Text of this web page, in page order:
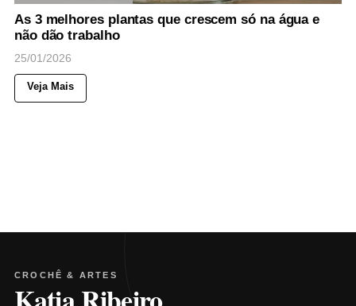
As 3 melhores plantas que crescem só na água e
não dão trabalho
25/01/2026
Veja Mais
CROCHÊ & ARTES